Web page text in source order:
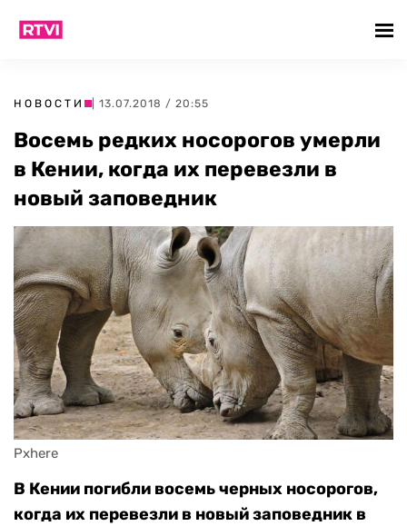
НОВОСТИ | 13.07.2018 / 20:55
Восемь редких носорогов умерли
в Кении, когда их перевезли в
новый заповедник
Pxhere
В Кении погибли восемь черных носорогов,
когда их перевезли в новый заповедник в